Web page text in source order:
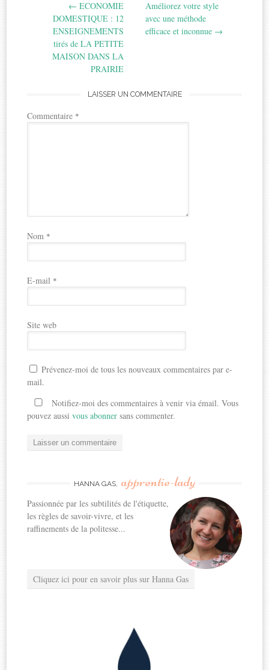
navigation
← ECONOMIE
DOMESTIQUE : 12
ENSEIGNEMENTS
tirés de LA PETITE
MAISON DANS LA
PRAIRIE
Améliorez votre style
avec une méthode
efficace et inconnue →
LAISSER UN COMMENTAIRE
Commentaire *
Nom *
E-mail *
Site web
Prévenez-moi de tous les nouveaux commentaires par e-
mail.
Notifiez-moi des commentaires à venir via émail. Vous
pouvez aussivous abonner sans commenter.
HANNA GAS, apprentie-lady
Passionnée par les subtilités de l'étiquette,
les règles de savoir-vivre, et les
raffinements de la politesse...
Cliquez ici pour en savoir plus sur Hanna Gas